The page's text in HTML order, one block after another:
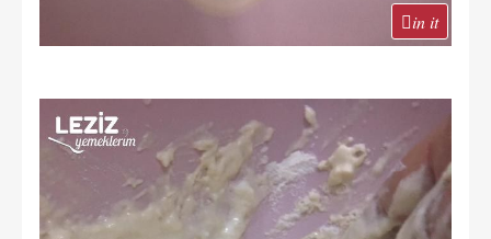
in it